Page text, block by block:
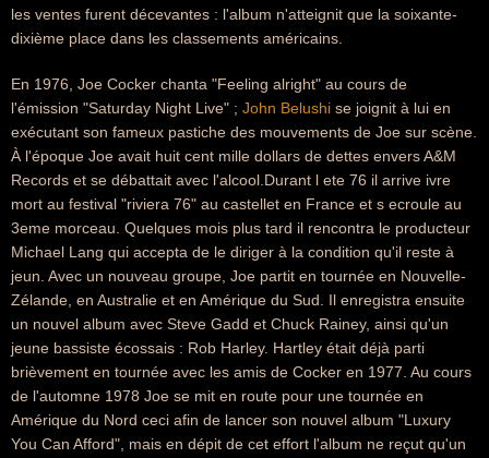
les ventes furent décevantes : l'album n'atteignit que la soixante-
dixième place dans les classements américains.
En 1976, Joe Cocker chanta "Feeling alright" au cours de
l'émission "Saturday Night Live" ; John Belushi se joignit à lui en
exécutant son fameux pastiche des mouvements de Joe sur scène.
À l'époque Joe avait huit cent mille dollars de dettes envers A&M
Records et se débattait avec l'alcool.Durant l ete 76 il arrive ivre
mort au festival "riviera 76" au castellet en France et s ecroule au
3eme morceau. Quelques mois plus tard il rencontra le producteur
Michael Lang qui accepta de le diriger à la condition qu'il reste à
jeun. Avec un nouveau groupe, Joe partit en tournée en Nouvelle-
Zélande, en Australie et en Amérique du Sud. Il enregistra ensuite
un nouvel album avec Steve Gadd et Chuck Rainey, ainsi qu'un
jeune bassiste écossais : Rob Harley. Hartley était déjà parti
brièvement en tournée avec les amis de Cocker en 1977. Au cours
de l'automne 1978 Joe se mit en route pour une tournée en
Amérique du Nord ceci afin de lancer son nouvel album "Luxury
You Can Afford", mais en dépit de cet effort l'album ne reçut qu'un